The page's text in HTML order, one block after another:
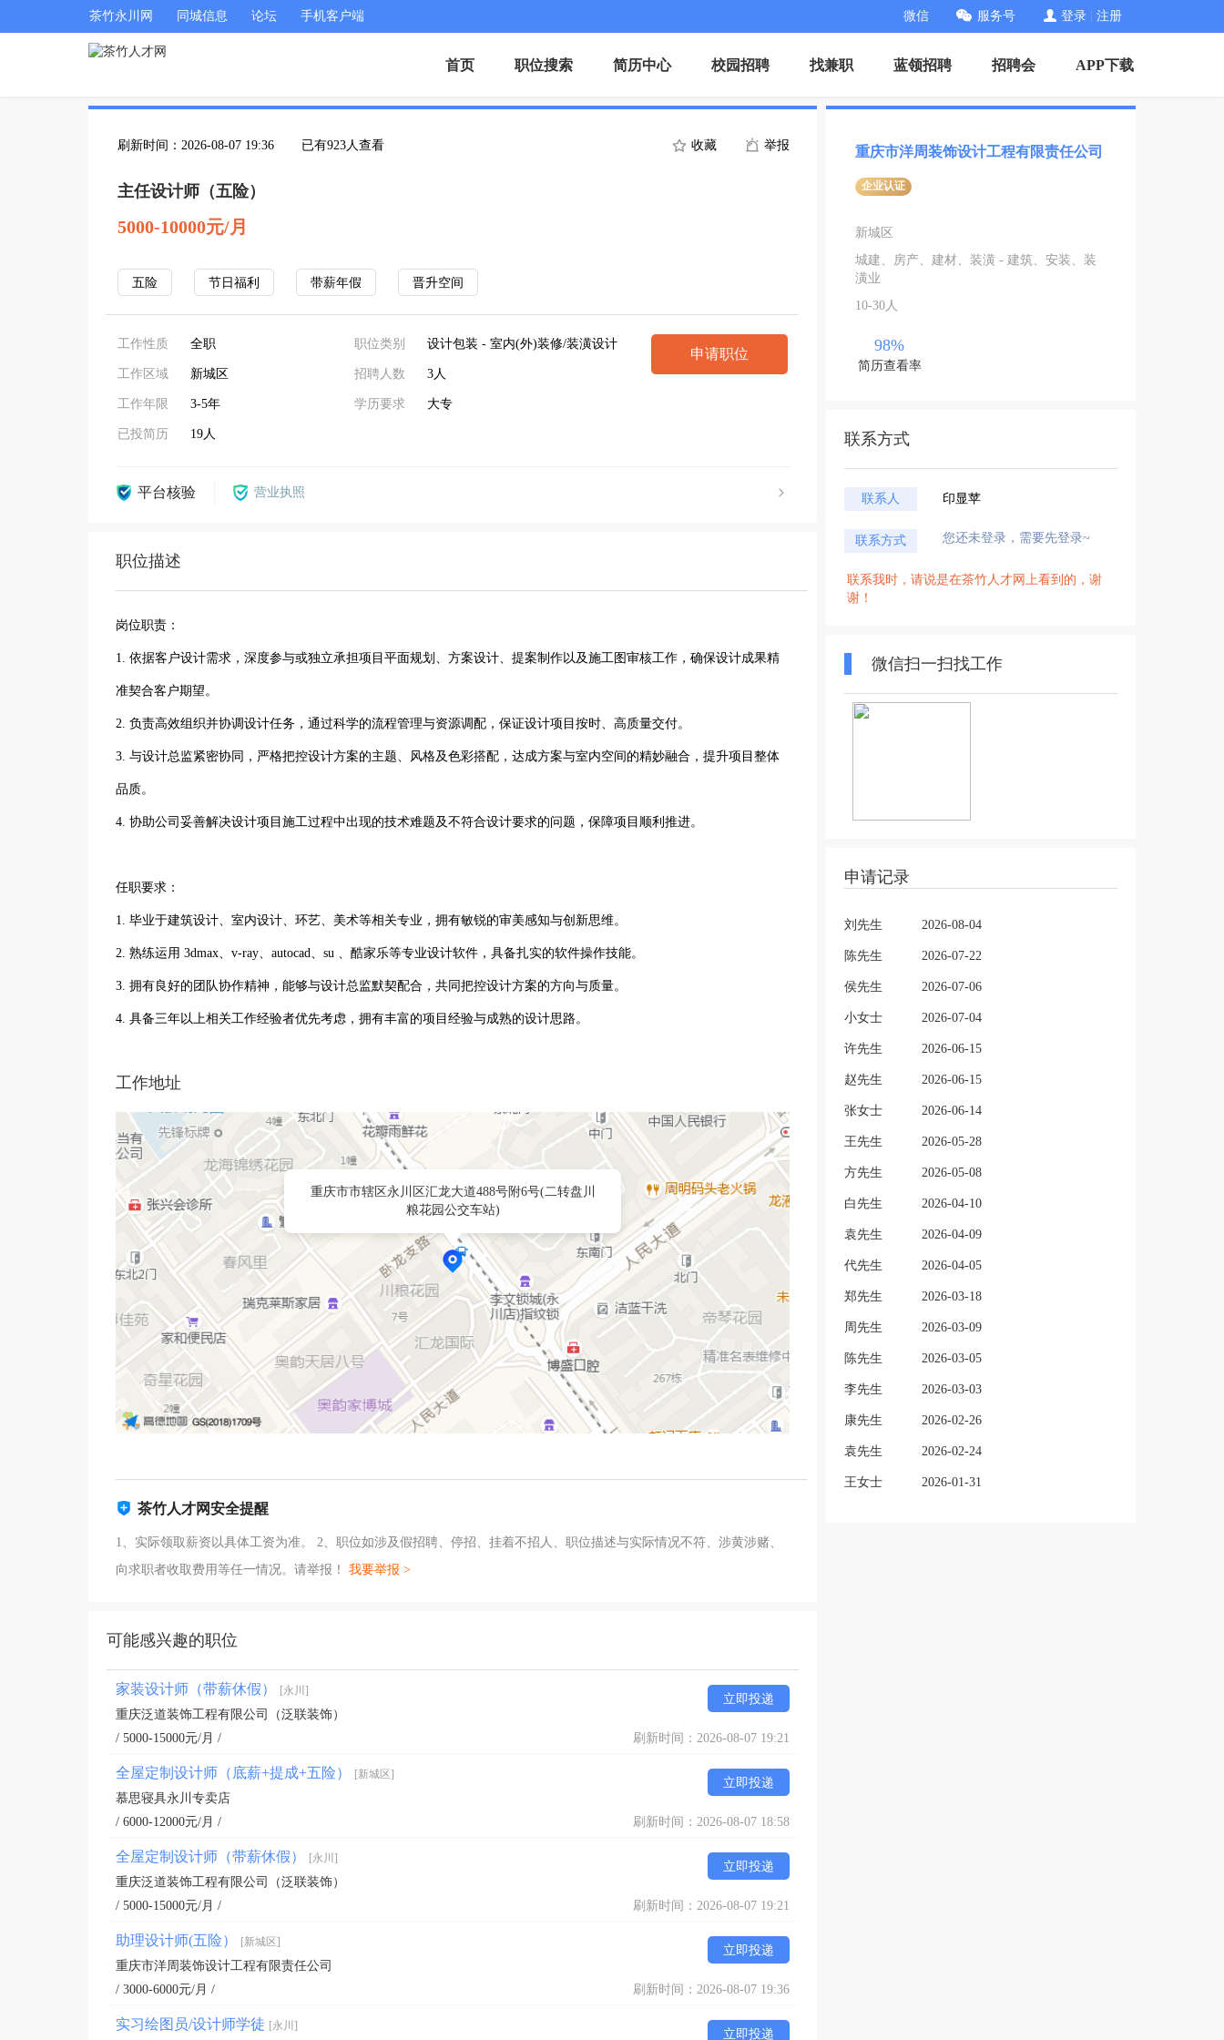
茶竹永川网 同城信息 论坛 手机客户端 微信 服务号 登录 注册
首页 职位搜索 简历中心 校园招聘 找兼职 蓝领招聘 招聘会 APP下载
刷新时间：2026-08-07 19:36 已有923人查看 收藏 举报
主任设计师（五险）
5000-10000元/月
五险 节日福利 带薪年假 晋升空间
工作性质 全职
工作区域 新城区
工作年限 3-5年
已投简历 19人
职位类别 设计包装 - 室内(外)装修/装潢设计
招聘人数 3人
学历要求 大专
申请职位
平台核验 营业执照
职位描述
岗位职责：
1. 依据客户设计需求，深度参与或独立承担项目平面规划、方案设计、提案制作以及施工图审核工作，确保设计成果精
准契合客户期望。
2. 负责高效组织并协调设计任务，通过科学的流程管理与资源调配，保证设计项目按时、高质量交付。
3. 与设计总监紧密协同，严格把控设计方案的主题、风格及色彩搭配，达成方案与室内空间的精妙融合，提升项目整体
品质。
4. 协助公司妥善解决设计项目施工过程中出现的技术难题及不符合设计要求的问题，保障项目顺利推进。
任职要求：
1. 毕业于建筑设计、室内设计、环艺、美术等相关专业，拥有敏锐的审美感知与创新思维。
2. 熟练运用 3dmax、v-ray、autocad、su 、酷家乐等专业设计软件，具备扎实的软件操作技能。
3. 拥有良好的团队协作精神，能够与设计总监默契配合，共同把控设计方案的方向与质量。
4. 具备三年以上相关工作经验者优先考虑，拥有丰富的项目经验与成熟的设计思路。
工作地址
重庆市市辖区永川区汇龙大道488号附6号(二转盘川
粮花园公交车站)
茶竹人才网安全提醒
1、实际领取薪资以具体工资为准。 2、职位如涉及假招聘、停招、挂着不招人、职位描述与实际情况不符、涉黄涉赌、
向求职者收取费用等任一情况。请举报！ 我要举报 >
可能感兴趣的职位
家装设计师（带薪休假） [永川]
立即投递
重庆泛道装饰工程有限公司（泛联装饰）
/ 5000-15000元/月 /
刷新时间：2026-08-07 19:21
全屋定制设计师（底薪+提成+五险） [新城区]
立即投递
慕思寝具永川专卖店
/ 6000-12000元/月 /
刷新时间：2026-08-07 18:58
全屋定制设计师（带薪休假） [永川]
立即投递
重庆泛道装饰工程有限公司（泛联装饰）
/ 5000-15000元/月 /
刷新时间：2026-08-07 19:21
助理设计师(五险） [新城区]
立即投递
重庆市洋周装饰设计工程有限责任公司
/ 3000-6000元/月 /
刷新时间：2026-08-07 19:36
实习绘图员/设计师学徒 [永川]
立即投递
重庆市洋周装饰设计工程有限责任公司
企业认证
新城区
城建、房产、建材、装潢 - 建筑、安装、装
潢业
10-30人
98%
简历查看率
联系方式
联系人 印显苹
联系方式 您还未登录，需要先登录~
联系我时，请说是在茶竹人才网上看到的，谢
谢！
微信扫一扫找工作
申请记录
刘先生 2026-08-04
陈先生 2026-07-22
侯先生 2026-07-06
小女士 2026-07-04
许先生 2026-06-15
赵先生 2026-06-15
张女士 2026-06-14
王先生 2026-05-28
方先生 2026-05-08
白先生 2026-04-10
袁先生 2026-04-09
代先生 2026-04-05
郑先生 2026-03-18
周先生 2026-03-09
陈先生 2026-03-05
李先生 2026-03-03
康先生 2026-02-26
袁先生 2026-02-24
王女士 2026-01-31